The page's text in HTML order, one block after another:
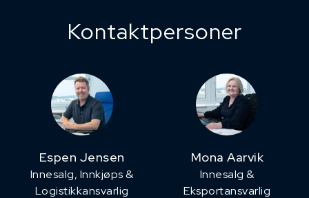
Kontaktpersoner
Espen Jensen
Innesalg, ​Innkjøps &
Logistikkansvarlig
Mona Aarvik
Innesalg &
Eksportansvarlig